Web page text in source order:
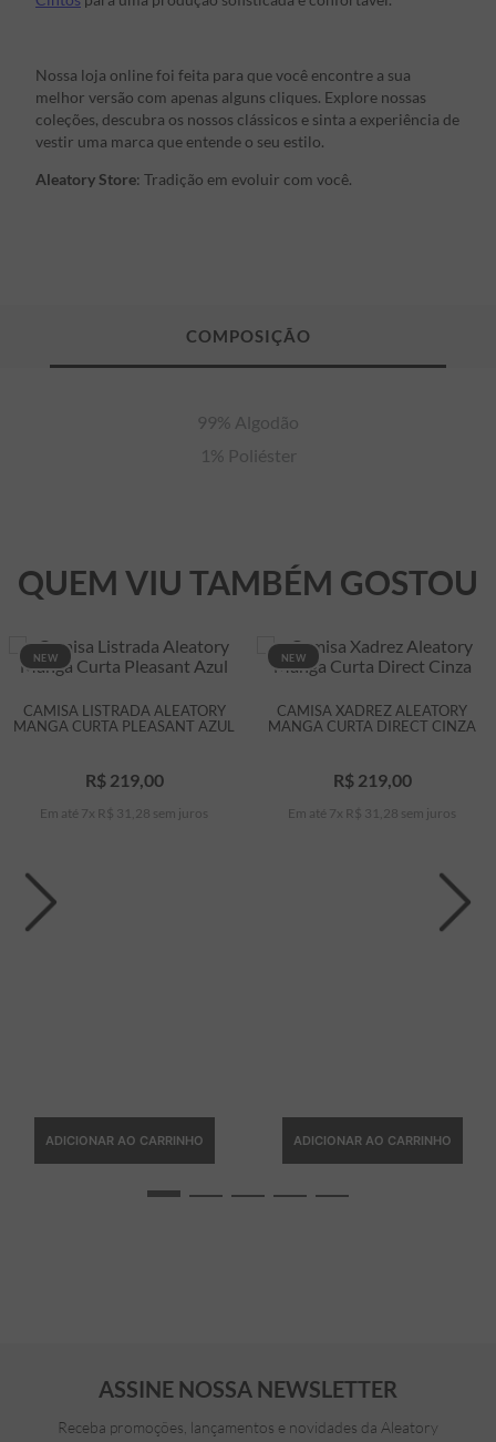
Nossa loja online foi feita para que você encontre a sua
melhor versão com apenas alguns cliques. Explore nossas
coleções, descubra os nossos clássicos e sinta a experiência de
vestir uma marca que entende o seu estilo.
Aleatory Store: Tradição em evoluir com você.
99% Algodão
1% Poliéster
QUEM VIU TAMBÉM GOSTOU
NEW
CAMISA LISTRADA ALEATORY
MANGA CURTA PLEASANT AZUL
R$ 219,00
Em até 7 x R$ 31 28 sem juros
ADICIONAR AO CARRINHO
NEW
CAMISA XADREZ ALEATORY
MANGA CURTA DIRECT CINZA
R$ 219,00
Em até 7 x R$ 31 28 sem juros
ADICIONAR AO CARRINHO
ASSINE NOSSA NEWSLETTER
Receba promoções, lançamentos e novidades da Aleatory